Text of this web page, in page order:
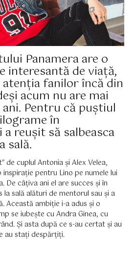
Panamera are o
interesantă de viață,
fanilor încă din
acum nu are mai
Pentru că puștiul
în
reușit să salbeasca
sală.
de cuplul Antonia și Alex Velea,
pentru Lino pe numele lui
De câțiva ani el are succes și în
la sală alături de mentorul sau și a
Această ambiție i-a adus și o
se iubește cu Andra Ginea, cu
Și asta după ce s-au certat și au
au stați despărțiți.